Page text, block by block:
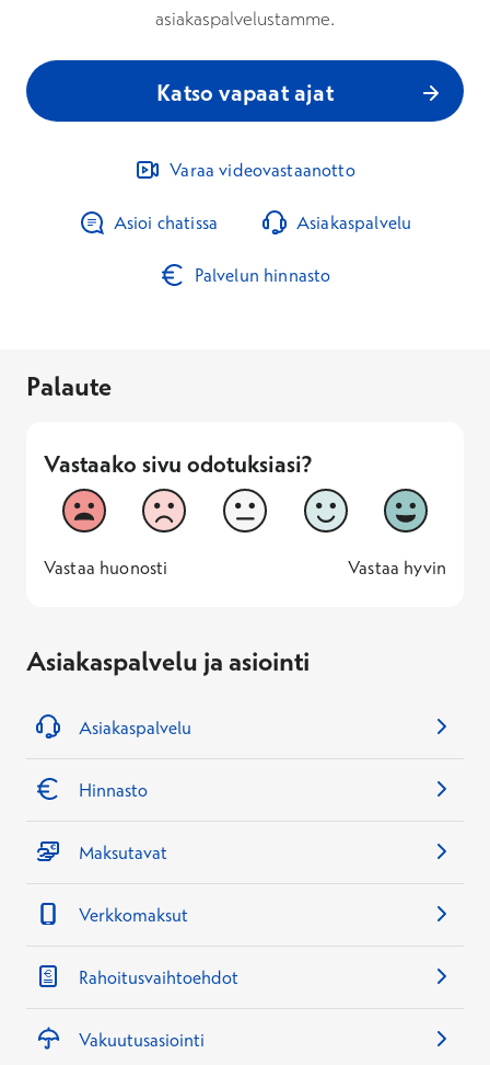
asiakaspalvelustamme.
Katso vapaat ajat
Varaa videovastaanotto
Asioi chatissa Asiakaspalvelu
Palvelun hinnasto
Palaute
Vastaako sivu odotuksiasi?
Vastaako sivu odotuksiasi?
1
Vastaa huonosti
2 3 4
5
Vastaa
1 -
Vastaa huonosti
— 5 -
Vastaa hyvin
Asiakaspalvelu ja asiointi
Asiakaspalvelu
Hinnasto
Maksutavat
Verkkomaksut
Rahoitusvaihtoehdot
Vakuutusasiointi